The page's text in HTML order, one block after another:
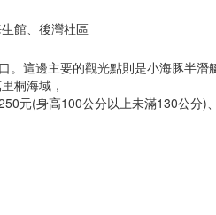
館、後灣社區
這邊主要的觀光點則是小海豚半潛
桐海域，
元(身高100公分以上未滿130公分)、